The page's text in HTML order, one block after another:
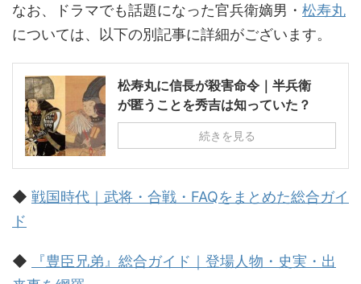
なお、ドラマでも話題になった官兵衛嫡男・ 松寿丸
については、以下の別記事に詳細がございます。
松寿丸に信長が殺害命令｜半兵衛
が匿うことを秀吉は知っていた？
続きを見る
◆ 戦国時代｜武将・合戦・FAQをまとめた総合ガイ
ド
◆
『豊臣兄弟』総合ガイド｜登場人物・史実・出